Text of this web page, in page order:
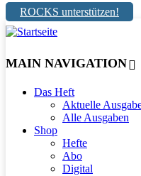
ROCKS unterstützen!
MAIN NAVIGATION
Das Heft
Aktuelle
Alle Ausgaben
Shop
Hefte
Abo
Digital